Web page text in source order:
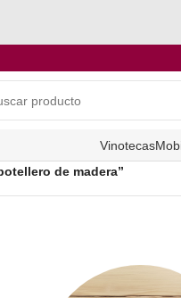
Vinotecas
de madera”